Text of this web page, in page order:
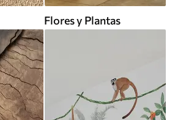
Flores y Plantas